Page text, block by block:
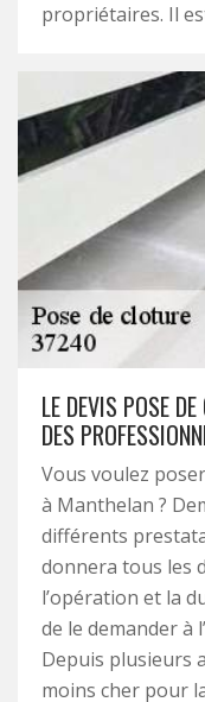
propriétaires. Il
LE DEVIS POSE
DES
Vous voulez
à Manthelan ?
différents
donnera tous les
l’opération et la
de le demander à
Depuis plusieurs
moins cher pour